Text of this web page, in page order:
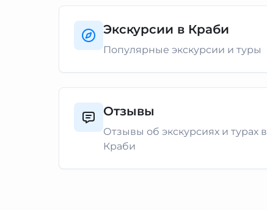
Экскурсии в Краби
Популярные экскурсии и туры
Отзывы
Отзывы об экскурсиях и турах в
Краби